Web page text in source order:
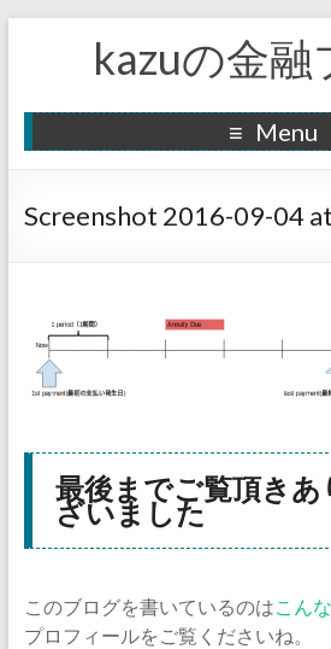
kazuの金融
Menu
Screenshot 2016-09-04
最後までご覧頂き
ざいました
このブログを書いているのはこん
プロフィールをご覧くださいね。